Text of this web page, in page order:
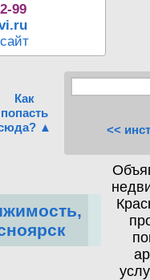
99
Как
попасть
▲
<<